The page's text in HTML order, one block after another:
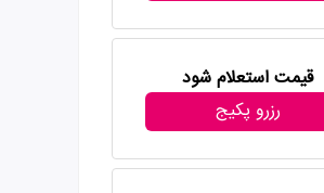
قیمت استعلام شود
رزرو پکیج